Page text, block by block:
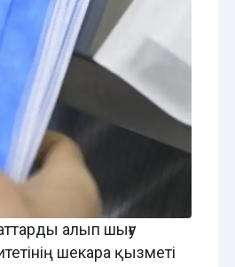
алып шығу
шекара қызметі